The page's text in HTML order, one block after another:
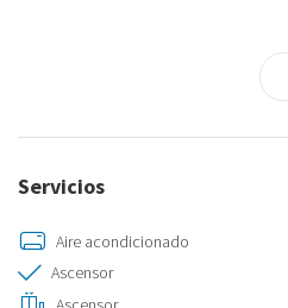
Servicios
Aire acondicionado
Ascensor